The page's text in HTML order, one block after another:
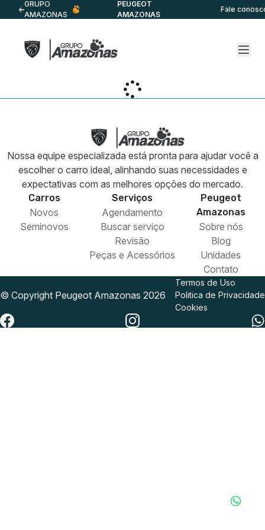
GRUPO
AMAZONAS
PEUGEOT
AMAZONAS
Fale
Nossa equipe especializada está pronta para ajudar você a
escolher o carro ideal, alinhando suas necessidades e
expectativas com as melhores opções do mercado.
Carros
Novos
Seminovos
Serviços
Agendamento
Buscar serviço
Revisão
Peças e Acessórios
Peugeot
Amazonas
Sobre nós
Blog
Unidades
Contato
© Copyright Peugeot Amazonas 2026
Termos de Uso
Politica de Privacidade
Cookies